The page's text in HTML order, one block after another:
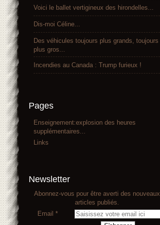
Voici le ballet vertigineux des hirondelles...
Dis-moi Céline...
Des véhicules toujours plus grands, toujours
plus gros...
Incendies au Canada : Trump furieux !
Pages
Enseignement:explosion des heures
supplémentaires...
Links
Newsletter
Abonnez-vous pour être averti des nouveaux
articles publiés.
Email